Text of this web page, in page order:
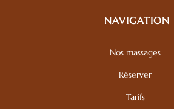
NAVIGATION
Nos massages
Réserver
Tarifs